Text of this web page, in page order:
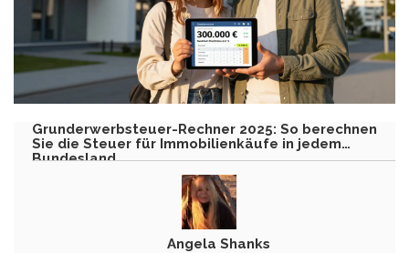
Grunderwerbsteuer-Rechner 2025: So berechnen
Sie die Steuer für Immobilienkäufe in jedem
Bundesland
Angela Shanks